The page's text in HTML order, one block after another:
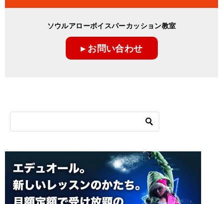
ビ
ソウルアローボイスパーカッション教室
▸ お問い合わせ